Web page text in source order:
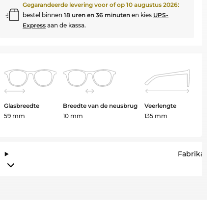
Gegarandeerde levering voor of op10 augustus 2026:
bestel binnen18 uren en 36 minuten en kies UPS-
Express aan de kassa.
Glasbreedte
59 mm
Breedte van de neusbrug
10 mm
Veerlengte
135 mm